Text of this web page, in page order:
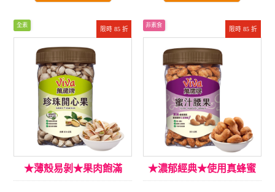
限時 85 折
全素
★薄殼易剝★果肉飽滿
限時 85 折
非素食
★濃郁經典★使用真蜂蜜